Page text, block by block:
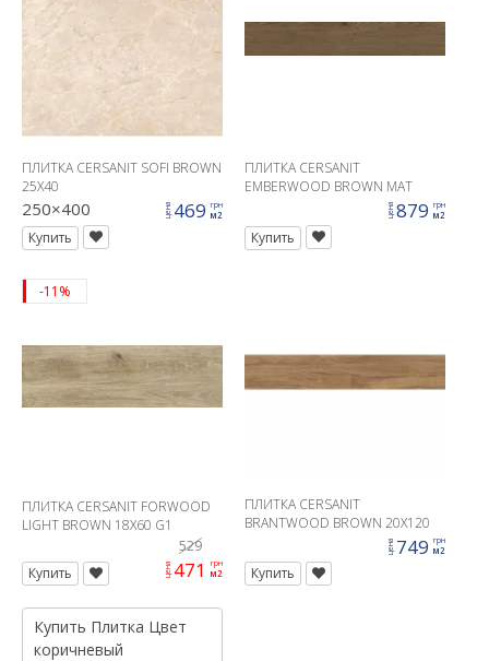
ПЛИТКА CERSANIT SOFI BROWN
25X40
250×400 цена469 грн
м2
Купить
ПЛИТКА CERSANIT
EMBERWOOD BROWN MAT
цена879 грн
м2
Купить
-11%
ПЛИТКА CERSANIT FORWOOD
LIGHT BROWN 18X60 G1
529
Купить
цена 471 грн
м2
ПЛИТКА CERSANIT
BRANTWOOD BROWN 20X120
цена 749 грн
м2
Купить
Купить Плитка Цвет
коричневый